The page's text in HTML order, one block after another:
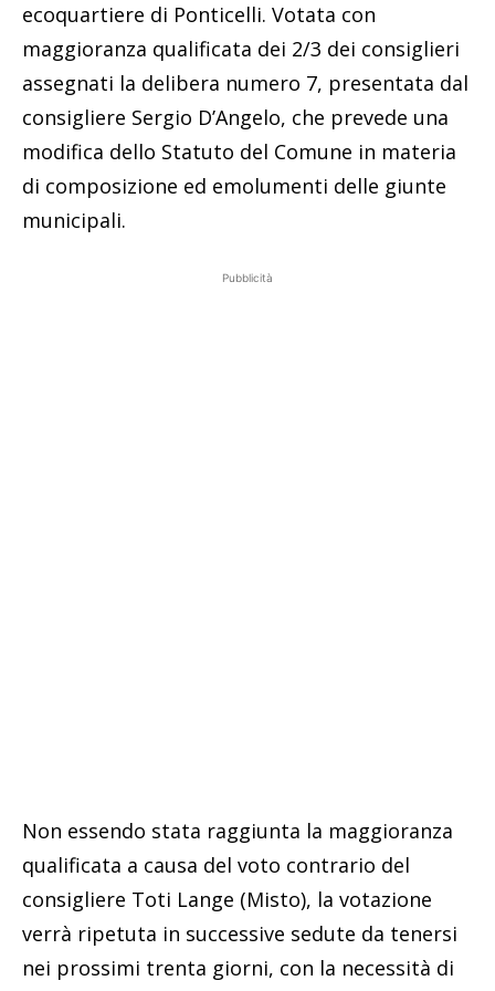
ecoquartiere di Ponticelli. Votata con
maggioranza qualificata dei 2/3 dei consiglieri
assegnati la delibera numero 7, presentata dal
consigliere Sergio D’Angelo, che prevede una
modifica dello Statuto del Comune in materia
di composizione ed emolumenti delle giunte
municipali.
Pubblicità
Non essendo stata raggiunta la maggioranza
qualificata a causa del voto contrario del
consigliere Toti Lange (Misto), la votazione
verrà ripetuta in successive sedute da tenersi
nei prossimi trenta giorni, con la necessità di